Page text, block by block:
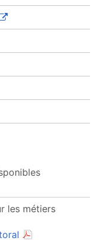
une nouvelle
fenêtre)
fenêtre)
les métiers
(document PDF,